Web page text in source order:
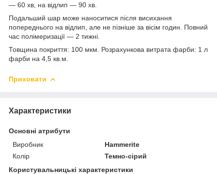
— 60 хв, на відлип — 90 хв.
Подальший шар може наноситися після висихання
попереднього на відлип, але не пізніше за вісім годин. Повний
час полімеризації — 2 тижні.
Товщина покриття: 100 мкм. Розрахункова витрата фарби: 1 л
фарби на 4,5 кв.м.
Приховати
Характеристики
Основні атрибути
Виробник
Нammerite
Колір
Темно-сірий
Користувальницькі характеристики